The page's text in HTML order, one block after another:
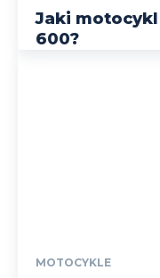
Jaki
600?
MOTOCYKLE